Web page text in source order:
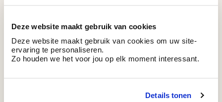
Deze website maakt gebruik van cookies
Deze website maakt gebruik van cookies om uw site-
ervaring te personaliseren.
Zo houden we het voor jou op elk moment interessant.
Details tonen
trending
WAC 066
trending
trending